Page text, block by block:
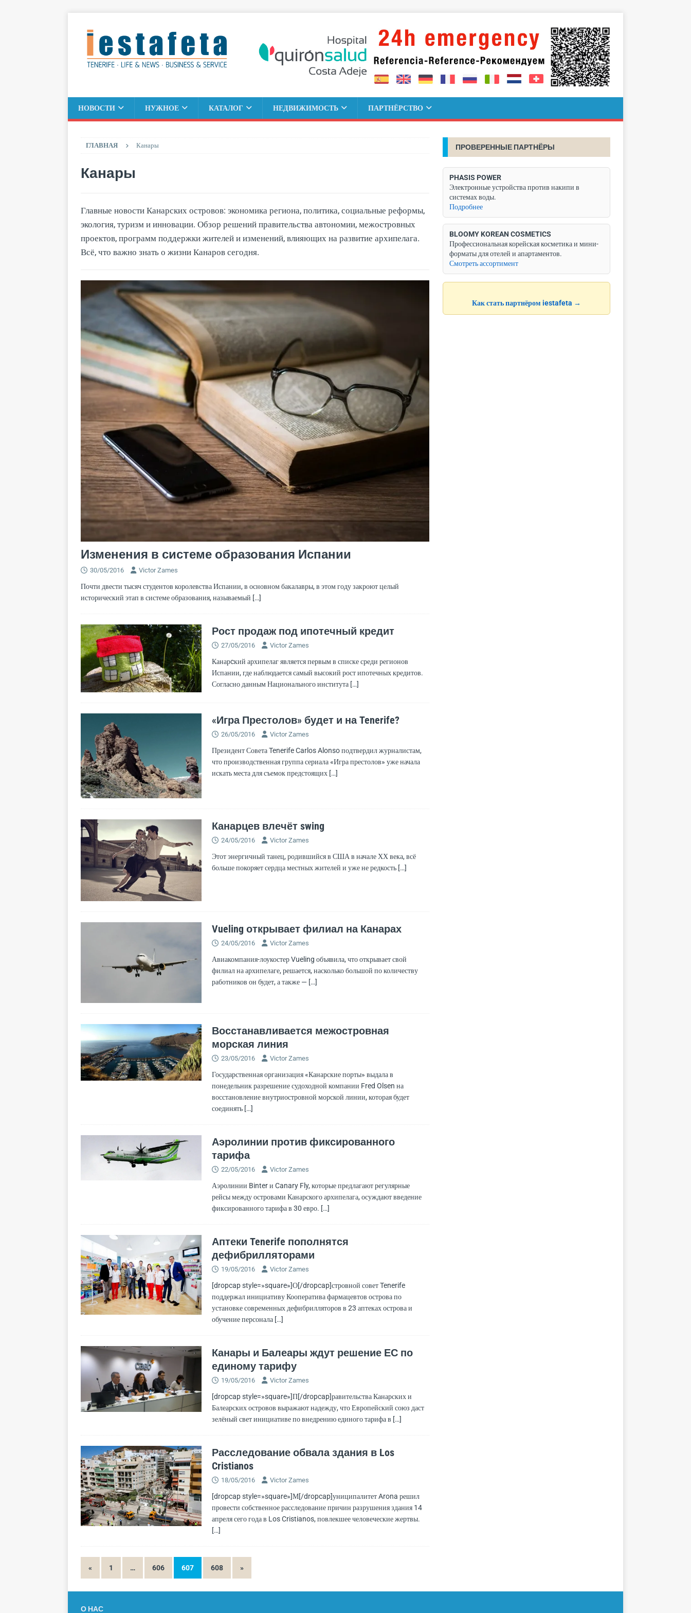
НОВОСТИ НУЖНОЕ КАТАЛОГ НЕДВИЖИМОСТЬ ПАРТНЁРСТВО
ГЛАВНАЯ Канары
Канары
Главные новости Канарских островов: экономика региона, политика, социальные реформы,
экология, туризм и инновации. Обзор решений правительства автономии, межостровных
проектов, программ поддержки жителей и изменений, влияющих на развитие архипелага.
Всё, что важно знать о жизни Канаров сегодня.
Изменения в системе образования Испании
30/05/2016 Victor Zames
Почти двести тысяч студентов королевства Испании, в основном бакалавры, в этом году закроют целый
исторический этап в системе образования, называемый […]
Рост продаж под ипотечный кредит
27/05/2016 Victor Zames
Канарcкий архипелаг является первым в списке среди регионов
Испании, где наблюдается самый высокий рост ипотечных кредитов.
Согласно данным Национального института […]
«Игра Престолов» будет и на Tenerife?
26/05/2016 Victor Zames
Президент Совета Tenerife Carlos Alonso подтвердил журналистам,
что производственная группа сериала «Игра престолов» уже начала
искать места для съемок предстоящих […]
Канарцев влечёт swing
24/05/2016 Victor Zames
Этот энергичный танец, родившийся в США в начале ХХ века, всё
больше покоряет сердца местных жителей и уже не редкость […]
Vueling открывает филиал на Канарах
24/05/2016 Victor Zames
Авиакомпания-лоукостер Vueling объявила, что открывает свой
филиал на архипелаге, решается, насколько большой по количеству
работников он будет, а также — […]
Восстанавливается межостровная
морская линия
23/05/2016 Victor Zames
Государственная организация «Канарские порты» выдала в
понедельник разрешение судоходной компании Fred Olsen на
восстановление внутриостровной морской линии, которая будет
соединять […]
Аэролинии против фиксированного
тарифа
22/05/2016 Victor Zames
Аэролинии Binter и Canary Fly, которые предлагают регулярные
рейсы между островами Канарского архипелага, осуждают введение
фиксированного тарифа в 30 евро. […]
Аптеки Tenerife пополнятся
дефибрилляторами
19/05/2016 Victor Zames
[dropcap style=»square»]О[/dropcap]стровной совет Tenerife
поддержал инициативу Кооператива фармацевтов острова по
установке современных дефибрилляторов в 23 аптеках острова и
обучение персонала […]
Канары и Балеары ждут решение ЕС по
единому тарифу
19/05/2016 Victor Zames
[dropcap style=»square»]П[/dropcap]равительства Канарских и
Балеарских островов выражают надежду, что Европейский союз даст
зелёный свет инициативе по внедрению единого тарифа в […]
Расследование обвала здания в Los
Cristianos
18/05/2016 Victor Zames
[dropcap style=»square»]М[/dropcap]униципалитет Arona решил
провести собственное расследование причин разрушения здания 14
апреля сего года в Los Cristianos, повлекшее человеческие жертвы.
[…]
« 1 … 606 607 608 »
ПРОВЕРЕННЫЕ ПАРТНЁРЫ
PHASIS POWER
Электронные устройства против накипи в
системах воды.
Подробнее
BLOOMY KOREAN COSMETICS
Профессиональная корейская косметика и мини-
форматы для отелей и апартаментов.
Смотреть ассортимент
Как стать партнёром iestafeta →
О НАС